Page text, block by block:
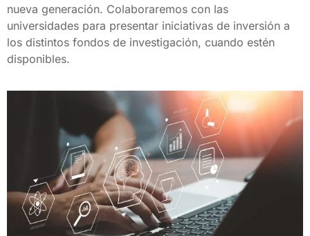
nueva generación. Colaboraremos con las
universidades para presentar iniciativas de inversión a
los distintos fondos de investigación, cuando estén
disponibles.